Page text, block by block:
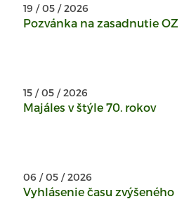
19 / 05 / 2026
Pozvánka na zasadnutie OZ
15 / 05 / 2026
Majáles v štýle 70. rokov
06 / 05 / 2026
Vyhlásenie času zvýšeného